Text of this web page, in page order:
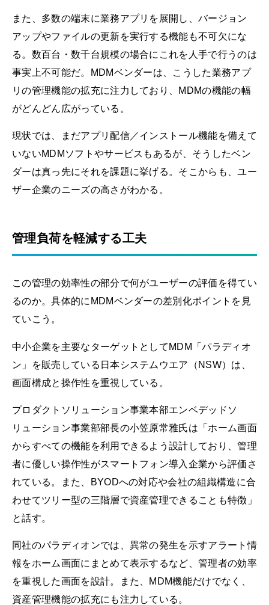
また、多数の端末に業務アプリを展開し、バージョン
アップやファイルの更新を実行する機能も不可欠にな
る。数百台・数千台規模の場合にこれを人手で行うのは
事実上不可能だ。MDMベンダーは、こうした業務アプ
リの管理機能の拡充に注力しており、MDMの機能の幅
がどんどん広がっている。
現状では、まだアプリ配信／インストール機能を備えて
いないMDMソフトやサービスもあるが、そうしたベン
ダーは真っ先にそれを課題に挙げる。そこからも、ユー
ザー企業のニーズの高さがわかる。
管理負荷を軽減する工夫
この管理の効率性の部分で何がユーザーの評価を得てい
るのか。具体的にMDMベンダーの差別化ポイントを見
ていこう。
中小企業を主要なターゲットとしてMDM「パラディオ
ン」を販売している日本システムウエア（NSW）は、
画面構成と操作性を重視している。
プロダクトソリューション事業本部エンベデッドソ
リューション事業部部長の小笠原常雅氏は「ホーム画面
からすべての機能を利用できるよう設計しており、管理
者に優しい操作性がスマートフォン導入企業から評価さ
れている。また、BYODへの対応や会社の組織構造に合
わせてツリー型の三階層で資産管理できることも特徴」
と話す。
同社のパラディオンでは、異常の発生を示すアラート情
報をホーム画面にまとめて表示するなど、管理者の効率
を重視した画面を設計。また、MDM機能だけでなく、
資産管理機能の拡充にも注力している。